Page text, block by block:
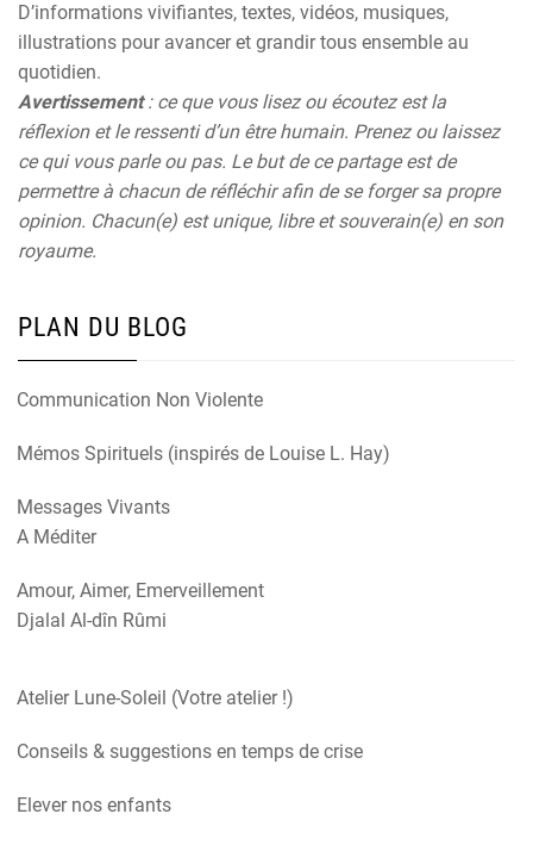
D’informations vivifiantes, textes, vidéos, musiques,
illustrations pour avancer et grandir tous ensemble au
quotidien.
Avertissement: ce que vous lisez ou écoutez est la
réflexion et le ressenti d’un être humain. Prenez ou laissez
ce qui vous parle ou pas. Le but de ce partage est de
permettre à chacun de réfléchir afin de se forger sa propre
opinion. Chacun(e) est unique, libre et souverain(e) en son
royaume.
PLAN DU BLOG
Communication Non Violente
Mémos Spirituels (inspirés de Louise L. Hay)
Messages Vivants
A Méditer
Amour, Aimer, Emerveillement
Djalal Al-dîn Rûmi
Atelier Lune-Soleil (Votre atelier !)
Conseils & suggestions en temps de crise
Elever nos enfants